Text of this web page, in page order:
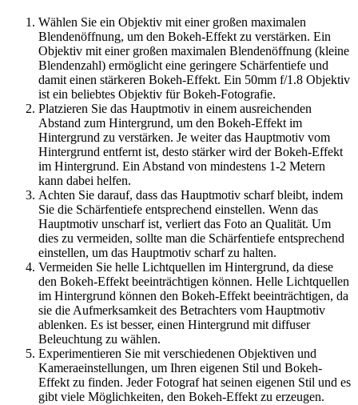
Wählen Sie ein Objektiv mit einer großen maximalen
Blendenöffnung, um den Bokeh-Effekt zu verstärken. Ein
Objektiv mit einer großen maximalen Blendenöffnung (kleine
Blendenzahl) ermöglicht eine geringere Schärfentiefe und
damit einen stärkeren Bokeh-Effekt. Ein 50mm f/1.8 Objektiv
ist ein beliebtes Objektiv für Bokeh-Fotografie.
Platzieren Sie das Hauptmotiv in einem ausreichenden
Abstand zum Hintergrund, um den Bokeh-Effekt im
Hintergrund zu verstärken. Je weiter das Hauptmotiv vom
Hintergrund entfernt ist, desto stärker wird der Bokeh-Effekt
im Hintergrund. Ein Abstand von mindestens 1-2 Metern
kann dabei helfen.
Achten Sie darauf, dass das Hauptmotiv scharf bleibt, indem
Sie die Schärfentiefe entsprechend einstellen. Wenn das
Hauptmotiv unscharf ist, verliert das Foto an Qualität. Um
dies zu vermeiden, sollte man die Schärfentiefe entsprechend
einstellen, um das Hauptmotiv scharf zu halten.
Vermeiden Sie helle Lichtquellen im Hintergrund, da diese
den Bokeh-Effekt beeinträchtigen können. Helle Lichtquellen
im Hintergrund können den Bokeh-Effekt beeinträchtigen, da
sie die Aufmerksamkeit des Betrachters vom Hauptmotiv
ablenken. Es ist besser, einen Hintergrund mit diffuser
Beleuchtung zu wählen.
Experimentieren Sie mit verschiedenen Objektiven und
Kameraeinstellungen, um Ihren eigenen Stil und Bokeh-
Effekt zu finden. Jeder Fotograf hat seinen eigenen Stil und es
gibt viele Möglichkeiten, den Bokeh-Effekt zu erzeugen.